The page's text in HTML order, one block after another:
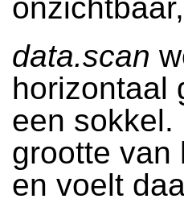
data.scan
horizontaal
een
grootte van
en voelt